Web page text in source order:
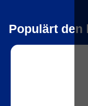
Populärt den